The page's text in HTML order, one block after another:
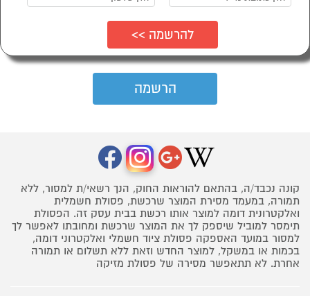
קונה נכבד/ה, בהתאם להוראות החוק, הנך רשאי/ת למסור, ללא
תמורה, במעמד מסירת המוצר שרכשת, פסולת חשמלית
ואלקטרונית דומה למוצר אותו רכשת בבית עסק זה. הפסולת
תימסר למוביל שיספק לך את המוצר שרכשת ומחובתו לאפשר לך
למסור במועד האספקה פסולת ציוד חשמלי ואלקטרוני דומה,
בכמות או במשקל, למוצר החדש וזאת ללא תשלום או תמורה
אחרת. לא תתאפשר מסירה של פסולת מזיקה